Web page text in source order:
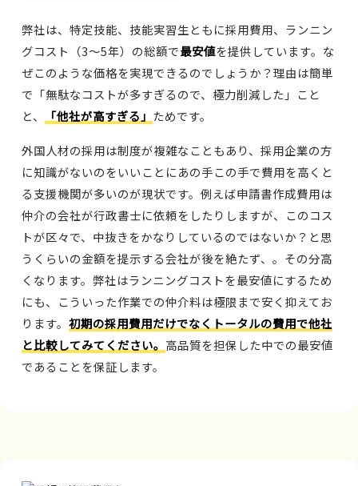
弊社は、特定技能、技能実習生ともに採用費用、ランニン
グコスト（3～5年）の総額で最安値を提供しています。な
ぜこのような価格を実現できるのでしょうか？理由は簡単
で「無駄なコストが多すぎるので、極力削減した」こと
と、
「他社が高すぎる」 ためです。
外国人材の採用は制度が複雑なこともあり、採用企業の方
に知識がないのをいいことにあの手この手で費用を高くと
る支援機関が多いのが現状です。例えば申請書作成費用は
仲介の会社が行政書士に依頼をしたりしますが、このコス
トが区々で、中抜きをかなりしているのではないか？と思
うくらいの金額を提示する会社が後を絶たず、。その分高
くなります。弊社はランニングコストを最安値にするため
にも、こういった作業での仲介料は極限まで安く抑えてお
ります。 初期の採用費用だけでなくトータルの費用で他社
と比較してみてください。 高品質を担保した中での最安値
であることを保証します。